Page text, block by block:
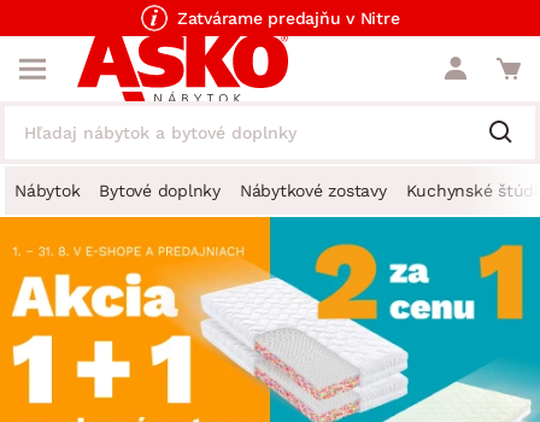
Zatvárame predajňu v Nitre
Nábytok Bytové doplnky Nábytkové zostavy Kuchynské